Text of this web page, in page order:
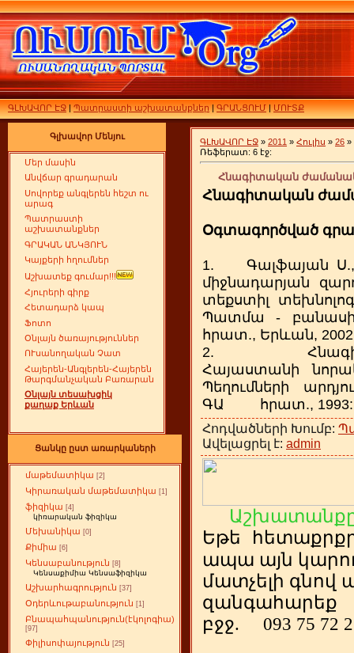
ԳԼԽԱՎՈՐ ԷՋ|Պատրաստի աշխատանքներ|ԳՐԱՆՑՈՒՄ|ՄՈՒՏՔ
Գլխավոր Մենյու
Մեր մասին
Անվճար գրադարան
Սովորեք անգլերեն հեշտ ու
արագ
Պատրաստի
աշխատանքներ
ԳՐԱԿԱՆ ԱՆԿՅՈՒՆ
Կայքերի հղումներ
Աշխատեք գումար!!!
Հյուրերի գիրք
Հետադարձ կապ
Ֆոտո
Օնլայն ծառայություններ
ՈՒսանողական Չատ
Հայերեն-Անգլերեն-Հայերեն
Թարգմանչական Բառարան
Օնլայն տեսախցիկ
քաղաք Երևան
Ցանկը ըստ առարկաների
մաթեմատիկա [2]
Կիրառական մաթեմատիկա [1]
ֆիզիկա [4]
կիռարական ֆիզիկա
Մեխանիկա [0]
Քիմիա [6]
Կենսաբանություն [8]
Կենսաքիմիա Կենսաֆիզիկա
Աշխարհագրություն [37]
Օդերևութաբանություն [1]
Բնապահպանություն(էկոլոգիա)
[97]
Փիլիսոփայություն [25]
ԳԼԽԱՎՈՐ ԷՋ » 2011 » Հուլիս » 26
Ռեֆերատ: 6 էջ:
Հնագիտական
Հնագիտական
Օգտագործված
1. Գալֆայան Ս.,
միջնադարյան
տեքստիլ
Պատմա -
հրատ., Երևան,
2.
Հայաստանի
Պեղումների
ԳԱ հրատ., 1993:
Հոդվածների Խումբ:
Ավելացրել է: admin
Եթե հ
ապա այն
մատչելի
զանգահարեք
բջջ.
093 75 72